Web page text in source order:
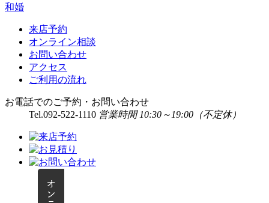
和婚
来店予約
オンライン相談
お問い合わせ
アクセス
ご利用の流れ
お電話でのご予約・お問い合わせ
Tel.092-522-1110 営業時間 10:30～19:00（不定休）